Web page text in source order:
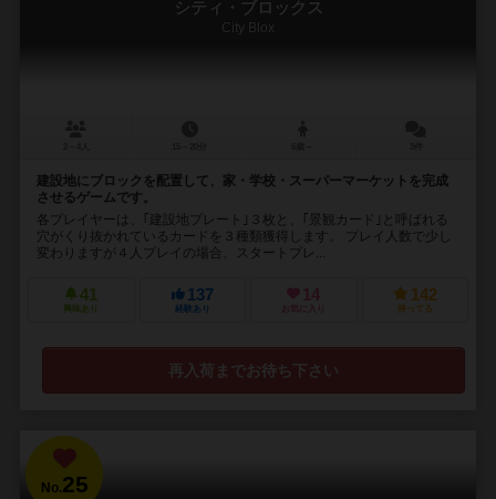
シティ・ブロックス
City Blox
建設地にブロックを配置して、家・学校・スーパーマーケットを完成
させるゲームです。
各プレイヤーは、｢建設地プレート｣３枚と、｢景観カード｣と呼ばれる
穴がくり抜かれているカードを３種類獲得します。 プレイ人数で少し
変わりますが４人プレイの場合、スタートプレ...
41
興味あり
137
経験あり
14
お気に入り
142
持ってる
再入荷までお待ち下さい
No.25